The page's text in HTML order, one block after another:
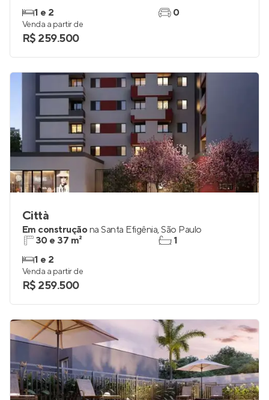
1 e 2
0
Venda a partir de
R$ 259.500
Città
Em construçãona Santa Efigênia,São Paulo
30 e 37 m²
1 e 2
1
Venda a partir de
R$ 259.500